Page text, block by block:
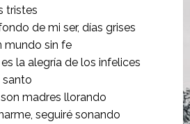
tristes
de mi ser, días grises
mundo sin fe
la alegría de los infelices
santo
madres llorando
seguiré sonando